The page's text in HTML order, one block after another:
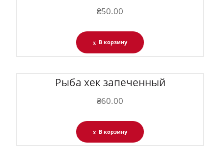
₴50.00
В корзину
Рыба хек запеченный
₴60.00
В корзину